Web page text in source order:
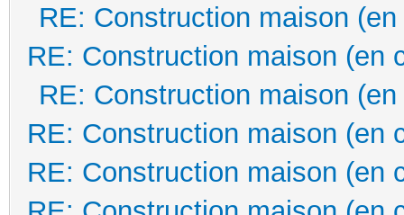
RE: Construction maison
RE: Construction maison (en
RE: Construction maison
RE: Construction maison (en
RE: Construction maison (en